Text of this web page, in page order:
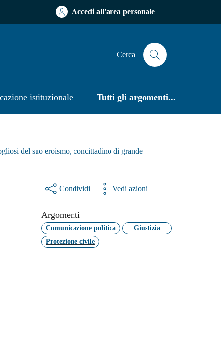
Accedi all'area personale
Cerca
istituzionale Tutti gli argomenti...
del suo eroismo, concittadino di grande
Condividi Vedi azioni
Argomenti
Comunicazione politica
Giustizia
Protezione civile